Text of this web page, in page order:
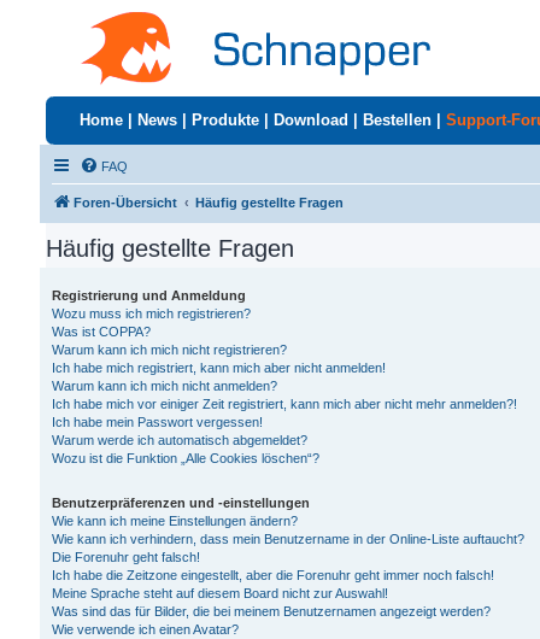
Home News Produkte Download Bestellen Support-
FAQ
Foren-Übersicht Häufig gestellte Fragen
Häufig gestellte Fragen
Registrierung und Anmeldung
Wozu muss ich mich registrieren?
Was ist COPPA?
Warum kann ich mich nicht registrieren?
Ich habe mich registriert, kann mich aber nicht anmelden!
Warum kann ich mich nicht anmelden?
Ich habe mich vor einiger Zeit registriert, kann mich aber nicht mehr anmelden?!
Ich habe mein Passwort vergessen!
Warum werde ich automatisch abgemeldet?
Wozu ist die Funktion „Alle Cookies löschen“?
Benutzerpräferenzen und -einstellungen
Wie kann ich meine Einstellungen ändern?
Wie kann ich verhindern, dass mein Benutzername in der Online-Liste auftaucht?
Die Forenuhr geht falsch!
Ich habe die Zeitzone eingestellt, aber die Forenuhr geht immer noch falsch!
Meine Sprache steht auf diesem Board nicht zur Auswahl!
Was sind das für Bilder, die bei meinem Benutzernamen angezeigt werden?
Wie verwende ich einen Avatar?